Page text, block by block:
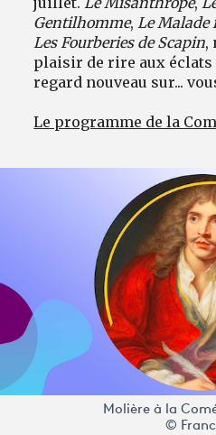
Gentilhomme,Le
Les Fourberies de Scapin,
plaisir de rire aux éclats
regard nouveau sur...
Le programme de la
Molière à la
©